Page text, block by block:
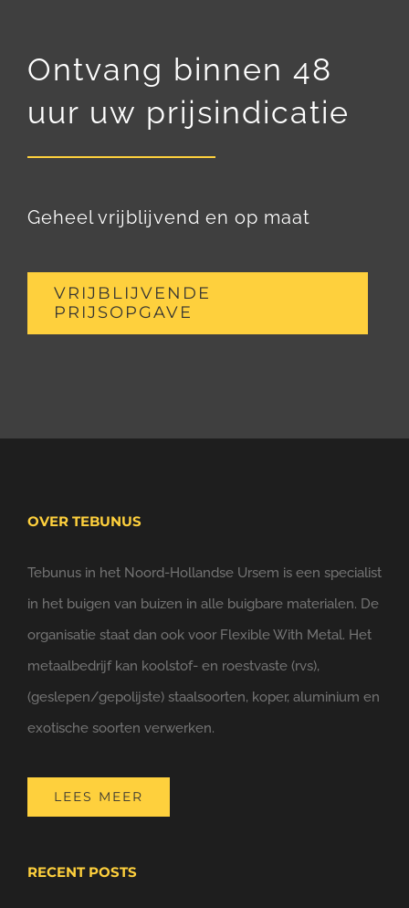
Ontvang binnen 48
uur uw prijsindicatie
Geheel vrijblijvend en op maat
VRIJBLIJVENDE
PRIJSOPGAVE
OVER TEBUNUS
Tebunus in het Noord-Hollandse Ursem is een specialist
in het buigen van buizen in alle buigbare materialen. De
organisatie staat dan ook voor Flexible With Metal. Het
metaalbedrijf kan koolstof- en roestvaste (rvs),
(geslepen/gepolijste) staalsoorten, koper, aluminium en
exotische soorten verwerken.
LEES MEER
RECENT POSTS